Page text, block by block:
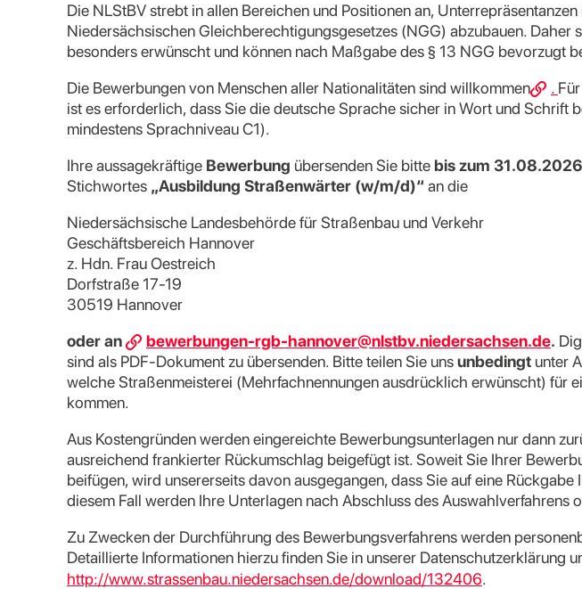
Die NLStBV strebt in allen Bereichen und Positionen an, Unterrepräsentanzen
Niedersächsischen Gleichberechtigungsgesetzes (NGG) abzubauen. Daher
besonders erwünscht und können nach Maßgabe des § 13 NGG bevorzugt
Die Bewerbungen von Menschen aller Nationalitäten sind willkommen
.
ist es erforderlich, dass Sie die deutsche Sprache sicher in Wort und Schrift
mindestens Sprachniveau C1).
Ihre aussagekräftige Bewerbung übersenden Sie bitte bis zum 31.08.2026
Stichwortes „Ausbildung Straßenwärter (w/m/d)“ an die
Niedersächsische Landesbehörde für Straßenbau und Verkehr
Geschäftsbereich Hannover
z. Hdn. Frau Oestreich
Dorfstraße 17-19
30519 Hannover
oder an
bewerbungen-rgb-hannover@nlstbv.niedersachsen.de.
sind als PDF-Dokument zu übersenden. Bitte teilen Sie unsunbedingt unter
welche Straßenmeisterei (Mehrfachnennungen ausdrücklich erwünscht) für
kommen.
Aus Kostengründen werden eingereichte Bewerbungsunterlagen nur dann
ausreichend frankierter Rückumschlag beigefügt ist. Soweit Sie Ihrer
beifügen, wird unsererseits davon ausgegangen, dass Sie auf eine
diesem Fall werden Ihre Unterlagen nach Abschluss des Auswahlverfahrens
Zu Zwecken der Durchführung des Bewerbungsverfahrens werden
Detaillierte Informationen hierzu finden Sie in unserer Datenschutzerklärung
http://www.strassenbau.niedersachsen.de/download/132406.